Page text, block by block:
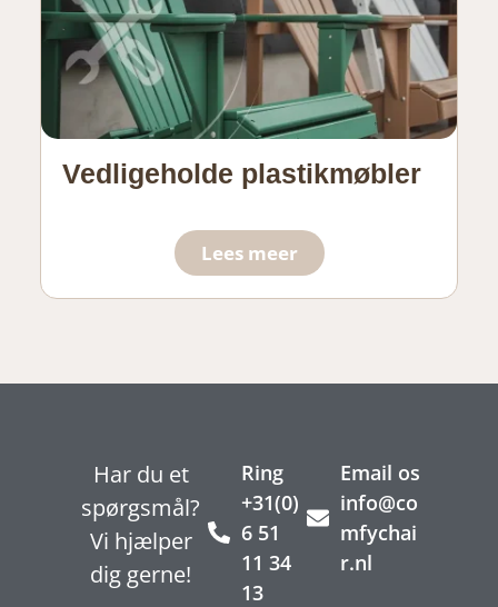
Vedligeholde plastikmøbler
Lees meer
Har du et
spørgsmål?
Vi hjælper
dig gerne!
Ring
+31(0)
6 51
11 34
13
Email os
info@co
mfychai
r.nl